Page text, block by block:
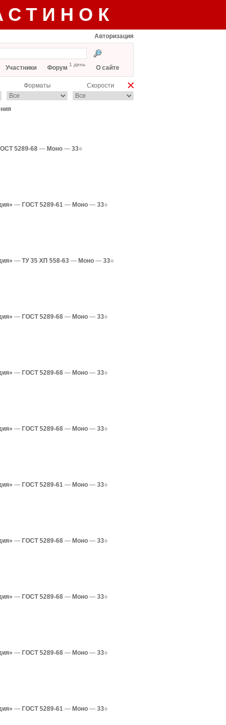
Авторизация
Участники Форум 1 день О сайте
Форматы Скорости
5289-68 — Моно — 33○
— ГОСТ 5289-61 — Моно — 33○
— ТУ 35 ХП 558-63 — Моно — 33○
— ГОСТ 5289-68 — Моно — 33○
— ГОСТ 5289-68 — Моно — 33○
— ГОСТ 5289-68 — Моно — 33○
— ГОСТ 5289-61 — Моно — 33○
— ГОСТ 5289-68 — Моно — 33○
— ГОСТ 5289-68 — Моно — 33○
— ГОСТ 5289-68 — Моно — 33○
— ГОСТ 5289-61 — Моно — 33○